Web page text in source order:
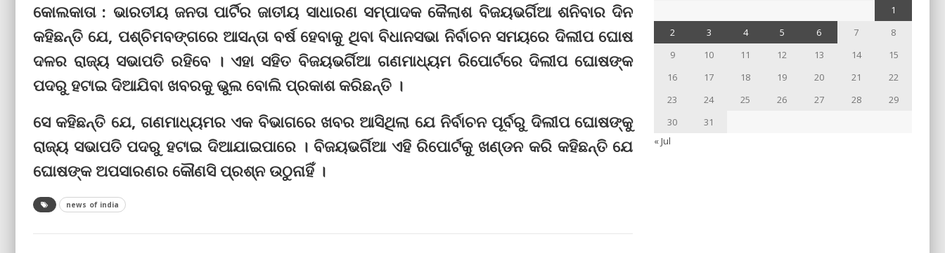
କୋଲକାତା : ଭାରତୀୟ ଜନତା ପାର୍ଟିର ଜାତୀୟ ସାଧାରଣ ସମ୍ପାଦକ କୈଲାଶ ବିଜୟଭର୍ଗିଆ ଶନିବାର ଦିନ
କହିଛନ୍ତି ଯେ, ପଶ୍ଚିମବଙ୍ଗରେ ଆସନ୍ତା ବର୍ଷ ହେବାକୁ ଥିବା ବିଧାନସଭା ନିର୍ବାଚନ ସମୟରେ ଦିଲୀପ ଘୋଷ
ଦଳର ରାଜ୍ୟ ସଭାପତି ରହିବେ । ଏହା ସହିତ ବିଜୟଭର୍ଗିଆ ଗଣମାଧ୍ୟମ ରିପୋର୍ଟରେ ଦିଲୀପ ଘୋଷଙ୍କ
ପଦରୁ ହଟାଇ ଦିଆଯିବା ଖବରକୁ ଭୁଲ ବୋଲି ପ୍ରକାଶ କରିଛ‌ନ୍ତି ।
ସେ କହିଛ‌ନ୍ତି ଯେ, ଗଣମାଧ୍ୟମର ଏକ ବିଭାଗରେ ଖବର ଆସିଥିଲା ​​ଯେ ନିର୍ବାଚନ ପୂର୍ବରୁ ଦିଲୀପ ଘୋଷଙ୍କୁ
ରାଜ୍ୟ ସଭାପତି ପଦରୁ ହଟାଇ ଦିଆଯାଇପାରେ । ବିଜୟଭର୍ଗିଆ ଏହି ରିପୋର୍ଟକୁ ଖଣ୍ଡନ କରି କହିଛନ୍ତି ଯେ
ଘୋଷଙ୍କ ଅପସାରଣର କୌଣସି ପ୍ରଶ୍ନ ଉଠୁନାହିଁ ।
news of india
1
2
3 4 5 6 7
8
9
10 11 12 13 14
15
16
17 18 19 20 21
22
23
24 25 26 27 28
29
30
31
« Jul